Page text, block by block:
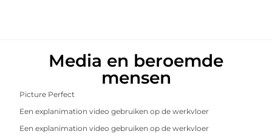
Media en beroemde
mensen
Picture Perfect
Een explanimation video gebruiken op de werkvloer
Een explanimation video gebruiken op de werkvloer